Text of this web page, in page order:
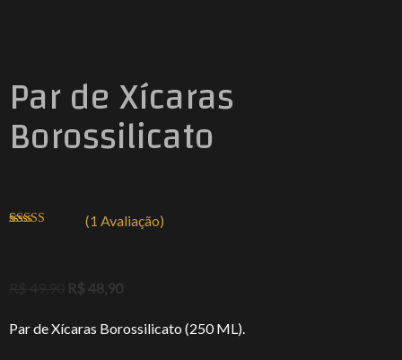
Par de Xícaras
Borossilicato
de cliente
(1 Avaliação)
R$ 48,90
Par de Xícaras Borossilicato (250 ML).